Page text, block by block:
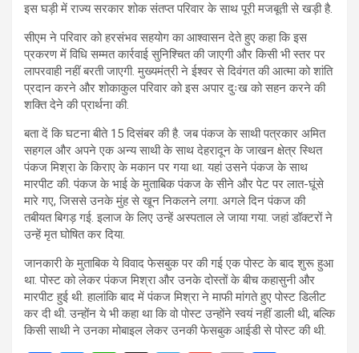
इस घड़ी में राज्य सरकार शोक संतप्त परिवार के साथ पूरी मजबूती से खड़ी है.
सीएम ने परिवार को हरसंभव सहयोग का आश्वासन देते हुए कहा कि इस
प्रकरण में विधि सम्मत कार्रवाई सुनिश्चित की जाएगी और किसी भी स्तर पर
लापरवाही नहीं बरती जाएगी. मुख्यमंत्री ने ईश्वर से दिवंगत की आत्मा को शांति
प्रदान करने और शोकाकुल परिवार को इस अपार दुःख को सहन करने की
शक्ति देने की प्रार्थना की.
बता दें कि घटना बीते 15 दिसंबर की है. जब पंकज के साथी पत्रकार अमित
सहगल और अपने एक अन्य साथी के साथ देहरादून के जाखन क्षेत्र स्थित
पंकज मिश्रा के किराए के मकान पर गया था. यहां उसने पंकज के साथ
मारपीट की. पंकज के भाई के मुताबिक पंकज के सीने और पेट पर लात-घूंसे
मारे गए, जिससे उनके मुंह से खून निकलने लगा. अगले दिन पंकज की
तबीयत बिगड़ गई. इलाज के लिए उन्हें अस्पताल ले जाया गया. जहां डॉक्टरों ने
उन्हें मृत घोषित कर दिया.
जानकारी के मुताबिक ये विवाद फेसबुक पर की गई एक पोस्ट के बाद शुरू हुआ
था. पोस्ट को लेकर पंकज मिश्रा और उनके दोस्तों के बीच कहासुनी और
मारपीट हुई थी. हालांकि बाद में पंकज मिश्रा ने माफी मांगते हुए पोस्ट डिलीट
कर दी थी. उन्होंन ये भी कहा था कि वो पोस्ट उन्होंने स्वयं नहीं डाली थी, बल्कि
किसी साथी ने उनका मोबाइल लेकर उनकी फेसबुक आईडी से पोस्ट की थी.